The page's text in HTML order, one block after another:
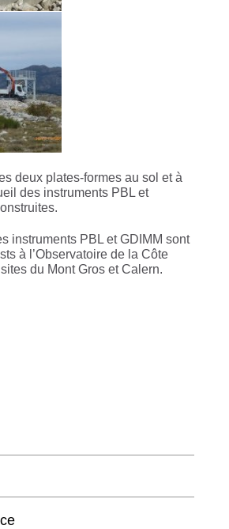
deux plates-formes au sol et à
des instruments PBL et
instruments PBL et GDIMM sont
à l’Observatoire de la Côte
du Mont Gros et Calern.